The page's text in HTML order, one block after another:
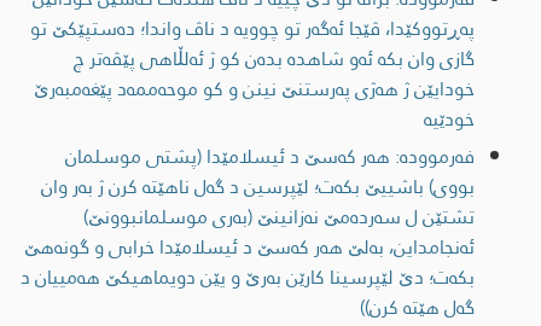
په‌ڕتووكێدا، ڤێجا ئه‌گه‌ر تو چوویه‌ د ناڤ واندا؛ ده‌ستپێكێ تو
گازی وان بكه‌ ئه‌و شاهده‌ بده‌ن كو ژ ئه‌لڵاهی پێڤه‌تر چ
خودایێن ژ هه‌ژی په‌رستنێ نینن و كو موحه‌ممه‌د پێغه‌مبه‌رێ
خودێیه‌
فەرموودە: هه‌ر كه‌سێ د ئیسلامێدا (پشتی موسلمان
بووی) باشییێ بكه‌ت؛ لێپرسین د گه‌ل ناهێته ‌كرن ژ به‌ر وان
تشتێن ل سه‌رده‌مێ نه‌زانینێ (به‌ری موسلمانبوونێ)
ئه‌نجامداین، به‌لێ هه‌ر كه‌سێ د ئیسلامێدا خرابی و گونه‌هێ
بكه‌ت؛ دێ لێپرسینا كارێن به‌رێ و یێن دویماهیكێ هه‌مییان د
گه‌ل هێته‌ كرن))